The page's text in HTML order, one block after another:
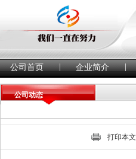
公司首页 | 企业简介 |
公司动态
打印本文